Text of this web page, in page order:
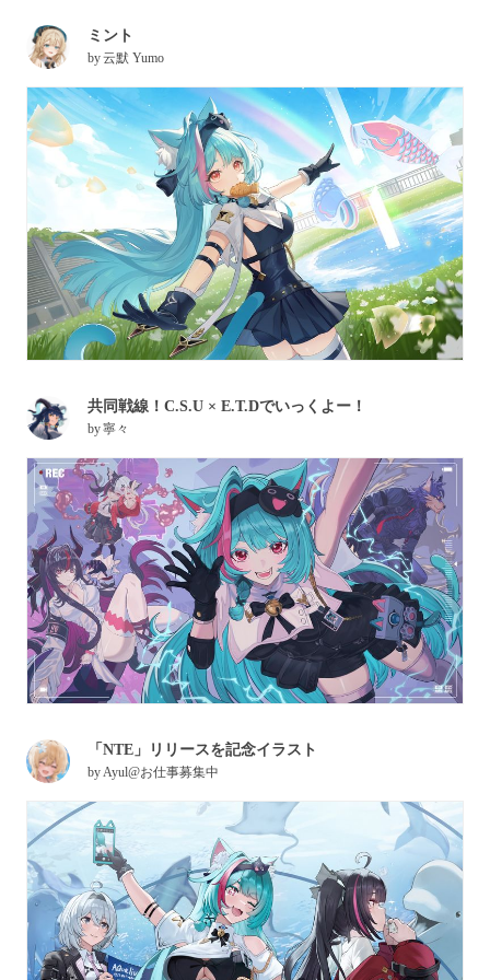
ミント
by云默 Yumo
共同戦線！C.S.U × E.T.Dでいっくよー！
by寧々
「NTE」リリースを記念イラスト
by Ayul@お仕事募集中